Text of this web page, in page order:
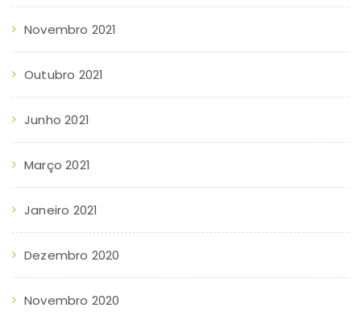
Novembro 2021
Outubro 2021
Junho 2021
Março 2021
Janeiro 2021
Dezembro 2020
Novembro 2020